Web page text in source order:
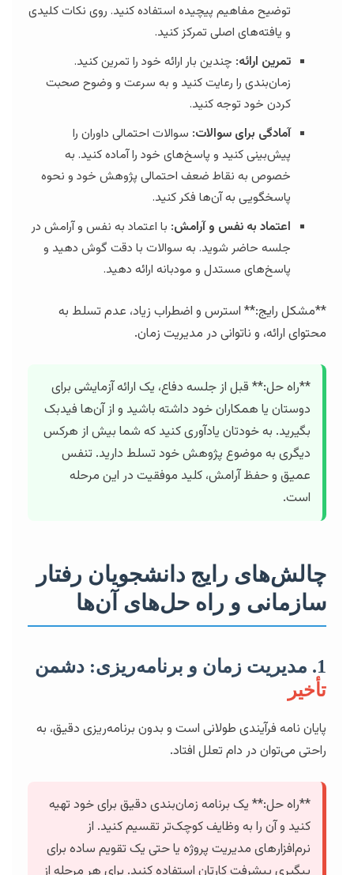
توضیح مفاهیم پیچیده استفاده کنید. روی نکات کلیدی
و یافته‌های اصلی تمرکز کنید.
تمرین ارائه: چندین بار ارائه خود را تمرین کنید.
زمان‌بندی را رعایت کنید و به سرعت و وضوح صحبت
کردن خود توجه کنید.
آمادگی برای سوالات: سوالات احتمالی داوران را
پیش‌بینی کنید و پاسخ‌های خود را آماده کنید. به
خصوص به نقاط ضعف احتمالی پژوهش خود و نحوه
پاسخگویی به آن‌ها فکر کنید.
اعتماد به نفس و آرامش: با اعتماد به نفس و آرامش در
جلسه حاضر شوید. به سوالات با دقت گوش دهید و
پاسخ‌های مستدل و مودبانه ارائه دهید.
**مشکل رایج:** استرس و اضطراب زیاد، عدم تسلط به
محتوای ارائه، و ناتوانی در مدیریت زمان.
**راه حل:** قبل از جلسه دفاع، یک ارائه آزمایشی برای
دوستان یا همکاران خود داشته باشید و از آن‌ها فیدبک
بگیرید. به خودتان یادآوری کنید که شما بیش از هرکس
دیگری به موضوع پژوهش خود تسلط دارید. تنفس
عمیق و حفظ آرامش، کلید موفقیت در این مرحله
است.
چالش‌های رایج دانشجویان رفتار
سازمانی و راه حل‌های آن‌ها
1. مدیریت زمان و برنامه‌ریزی: دشمن
تأخیر
پایان نامه فرآیندی طولانی است و بدون برنامه‌ریزی دقیق، به
راحتی می‌توان در دام تعلل افتاد.
**راه حل:** یک برنامه زمان‌بندی دقیق برای خود تهیه
کنید و آن را به وظایف کوچک‌تر تقسیم کنید. از
نرم‌افزارهای مدیریت پروژه یا حتی یک تقویم ساده برای
پیگیری پیشرفت کارتان استفاده کنید. برای هر مرحله از